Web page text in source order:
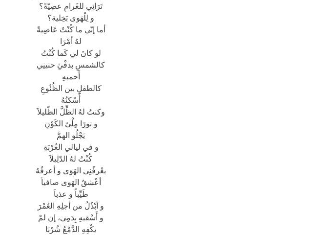
تَرَانِي للغَرامِ عصِيّةً؟
و لِلْهَوى بَخِلية؟
أما إنّي ما كُنْتُ عَاصِيةً
لهُ أمْرَا
لو كانَ لي كَما كُنْتُ
كالشمسِ بدفْئِ حنينِي
أَحميهِ
كالطفلِ بين الظُئُوعِ
أُسْكنُهُ
وكنتُ لهُ الظِّلَّ الظّليلاَ
و نورًا مِلْئ الكَوْنِ
يَجْلُو الهمَّ
و في ليالي الغُرْبَةِ
كُنْتُ لهُ الدّلِيلاَ
يعْرفُنِي الهَوَى و أعرفُهُ
أعْشقُ الهَوى صافياً
طَيِّباً و عذباَ
و أبْذُلُ من أجلِهِ العُمْرَ
و أَسْقيهِ بِدَمِي، إن لمْ
يكْفِهِ الدَّمْعُ شُرْبَا